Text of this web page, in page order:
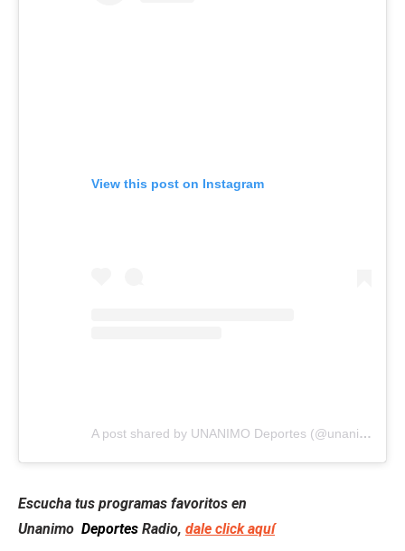
View this post on Instagram
A post shared by UNANIMO Deportes (@unanimodeportes)
Escucha tus programas favoritos en
Unanimo Deportes Radio, dale click aquí